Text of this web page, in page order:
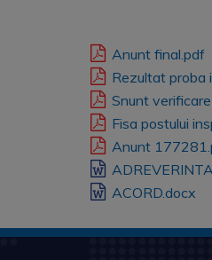
Anunt final.pdf
Rezultat proba
Snunt
Fisa postului
Anunt
ACORD.docx